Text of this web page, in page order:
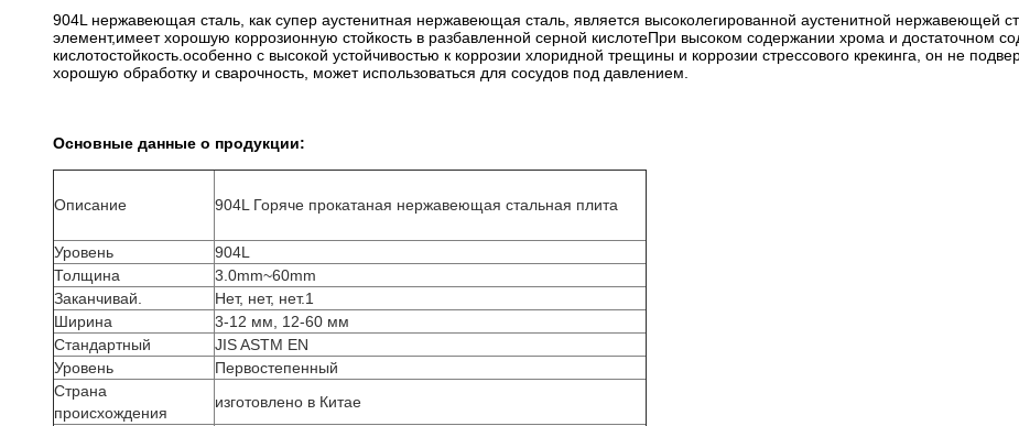
904L нержавеющая сталь, как супер аустенитная нержавеющая сталь, является высоколегированной аустенитной нержавеющей
элемент,имеет хорошую коррозионную стойкость в разбавленной серной кислотеПри высоком содержании хрома и достаточном
кислотостойкость.особенно с высокой устойчивостью к коррозии хлоридной трещины и коррозии стрессового крекинга, он не
хорошую обработку и сварочность, может использоваться для сосудов под давлением.
Основные данные о продукции:
Описание 904L Горяче прокатаная нержавеющая стальная плита
Уровень
904L
Толщина
3.0mm~60mm
Заканчивай.
Нет, нет, нет.1
Ширина
3-12 мм, 12-60 мм
Стандартный
JIS ASTM EN
Уровень
Первостепенный
Страна
происхождения
изготовлено в Китае